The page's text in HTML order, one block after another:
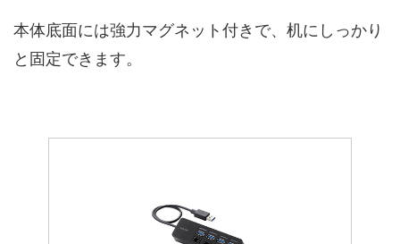
本体底面には強力マグネット付きで、机にしっかり
と固定できます。